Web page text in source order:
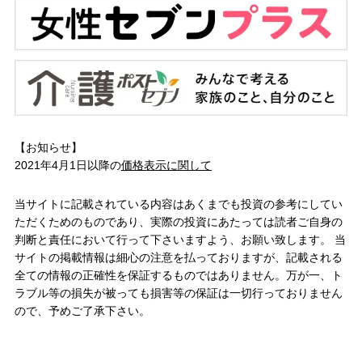
【お知らせ】
2021年4月1日以降の価格表示に関して
当サイトに記載されている内容はあくまでも投資の参考にしてい
ただくためのものであり、実際の投資にあたっては読者ご自身の
判断と責任において行って下さいますよう、お願い致します。 当
サイトの掲載情報は細心の注意を払っておりますが、記載される
全ての情報の正確性を保証するものではありません。万が一、ト
ラブル等の損失が被っても損害等の保証は一切行っておりません
ので、予めご了承下さい。